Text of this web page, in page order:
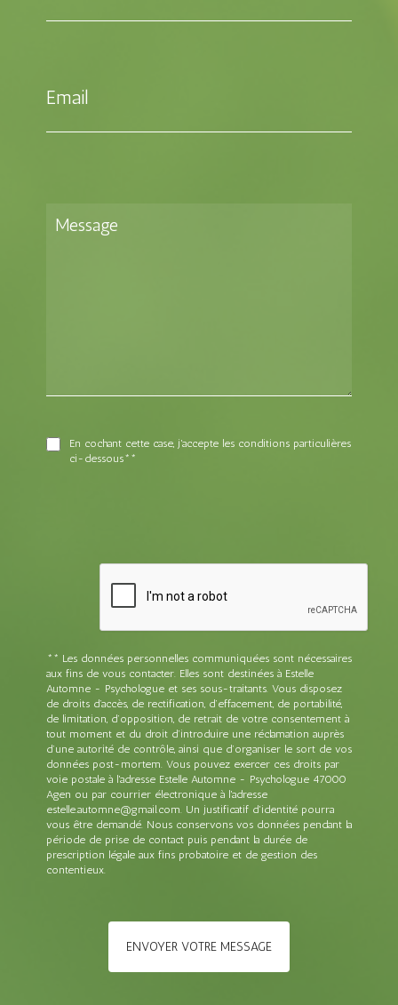
Email
En cochant cette case, j'accepte les conditions particulières
ci-dessous**
** Les données personnelles communiquées sont nécessaires
aux fins de vous contacter. Elles sont destinées à Estelle
Automne - Psychologue et ses sous-traitants. Vous disposez
de droits d’accès, de rectification, d’effacement, de portabilité,
de limitation, d’opposition, de retrait de votre consentement à
tout moment et du droit d’introduire une réclamation auprès
d’une autorité de contrôle, ainsi que d’organiser le sort de vos
données post-mortem. Vous pouvez exercer ces droits par
voie postale à l'adresse Estelle Automne - Psychologue 47000
Agen ou par courrier électronique à l'adresse
estelle.automne@gmail.com. Un justificatif d'identité pourra
vous être demandé. Nous conservons vos données pendant la
période de prise de contact puis pendant la durée de
prescription légale aux fins probatoire et de gestion des
contentieux.
ENVOYER VOTRE MESSAGE